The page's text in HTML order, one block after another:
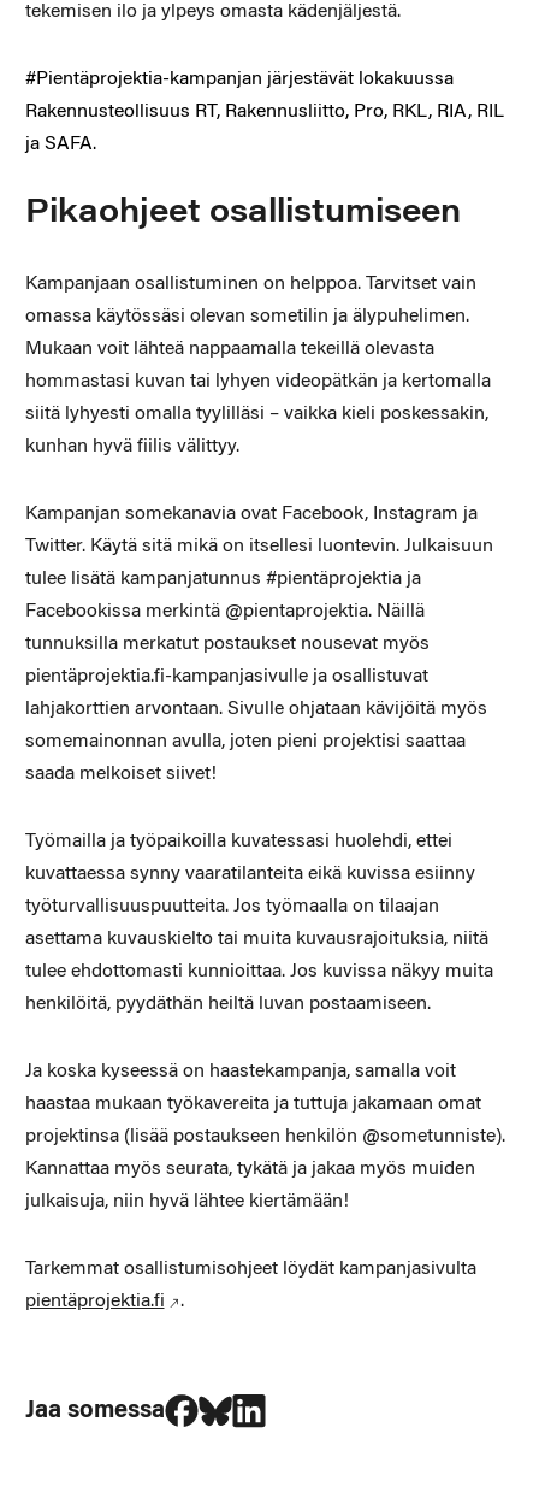
tekemisen ilo ja ylpeys omasta kädenjäljestä.
#Pientäprojektia-kampanjan järjestävät lokakuussa
Rakennusteollisuus RT, Rakennusliitto, Pro, RKL, RIA, RIL
ja SAFA.
Pikaohjeet osallistumiseen
Kampanjaan osallistuminen on helppoa. Tarvitset vain
omassa käytössäsi olevan sometilin ja älypuhelimen.
Mukaan voit lähteä nappaamalla tekeillä olevasta
hommastasi kuvan tai lyhyen videopätkän ja kertomalla
siitä lyhyesti omalla tyylilläsi – vaikka kieli poskessakin,
kunhan hyvä fiilis välittyy.
Kampanjan somekanavia ovat Facebook, Instagram ja
Twitter. Käytä sitä mikä on itsellesi luontevin. Julkaisuun
tulee lisätä kampanjatunnus #pientäprojektia ja
Facebookissa merkintä @pientaprojektia. Näillä
tunnuksilla merkatut postaukset nousevat myös
pientäprojektia.fi-kampanjasivulle ja osallistuvat
lahjakorttien arvontaan. Sivulle ohjataan kävijöitä myös
somemainonnan avulla, joten pieni projektisi saattaa
saada melkoiset siivet!
Työmailla ja työpaikoilla kuvatessasi huolehdi, ettei
kuvattaessa synny vaaratilanteita eikä kuvissa esiinny
työturvallisuuspuutteita. Jos työmaalla on tilaajan
asettama kuvauskielto tai muita kuvausrajoituksia, niitä
tulee ehdottomasti kunnioittaa. Jos kuvissa näkyy muita
henkilöitä, pyydäthän heiltä luvan postaamiseen.
Ja koska kyseessä on haastekampanja, samalla voit
haastaa mukaan työkavereita ja tuttuja jakamaan omat
projektinsa (lisää postaukseen henkilön @sometunniste).
Kannattaa myös seurata, tykätä ja jakaa myös muiden
julkaisuja, niin hyvä lähtee kiertämään!
Tarkemmat osallistumisohjeet löydät kampanjasivulta
pientäprojektia.fi
.
Jaa somessa
Jaa Facebookissa
Jaa Blueskyssa
Jaa LinkedIn:ssä